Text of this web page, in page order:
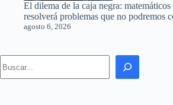
El dilema de la caja negra:
resolverá problemas que no podremos
agosto 6, 2026